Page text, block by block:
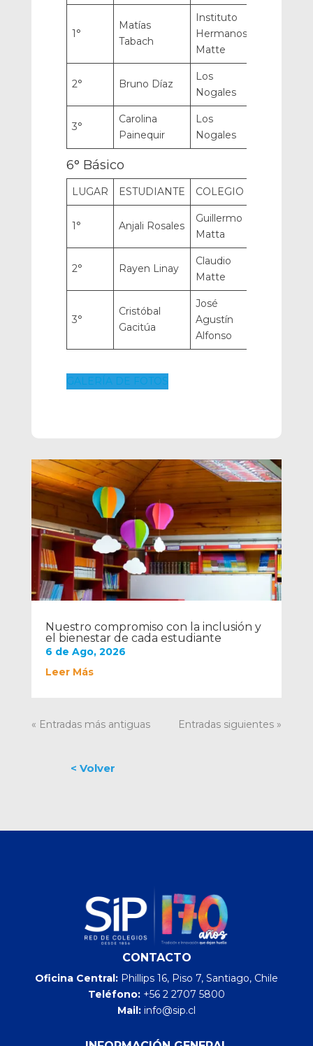
Nuestro compromiso con la inclusión y
el bienestar de cada estudiante
6 de Ago, 2026
Leer Más
« Entradas más antiguas Entradas siguientes »
1°
Matías
Tabach
Instituto
Hermanos
Matte
2° Bruno Díaz
Los
Nogales
3°
Carolina
Painequir
Los
Nogales
6° Básico
LUGAR ESTUDIANTE COLEGIO
1° Anjali Rosales
Guillermo
Matta
2° Rayen Linay
Claudio
Matte
3°
Cristóbal
Gacitúa
José
Agustín
Alfonso
GALERÍA DE FOTOS
CONTACTO
Oficina Central: Phillips 16, Piso 7, Santiago, Chile
Teléfono: +56 2 2707 5800
Mail: info@sip.cl